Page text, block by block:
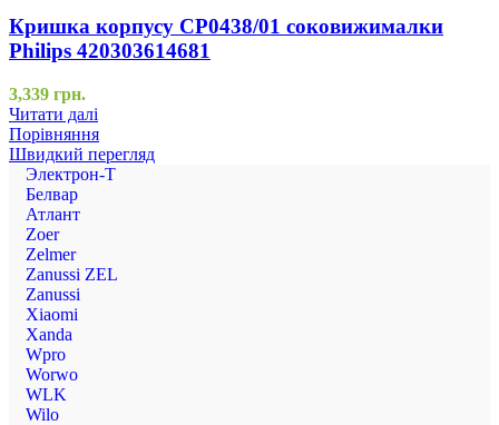
Кришка корпусу CP0438/01 соковижималки
Philips 420303614681
3,339 грн.
Читати далі
Порівняння
Швидкий перегляд
Электрон-Т
Белвар
Атлант
Zoer
Zelmer
Zanussi ZEL
Zanussi
Xiaomi
Xanda
Wpro
Worwo
WLK
Wilo